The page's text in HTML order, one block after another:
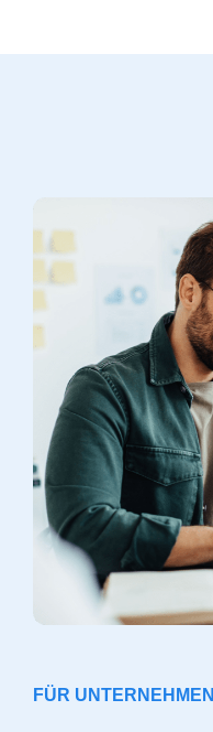
FÜR UNTERNEHMEN